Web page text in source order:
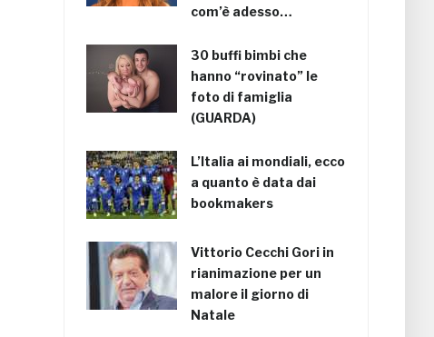
com’è adesso…
30 buffi bimbi che
hanno “rovinato” le
foto di famiglia
(GUARDA)
L’Italia ai mondiali, ecco
a quanto è data dai
bookmakers
Vittorio Cecchi Gori in
rianimazione per un
malore il giorno di
Natale